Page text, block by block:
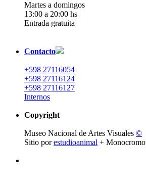
Martes a domingos
13:00 a 20:00 hs
Entrada gratuita
Contacto
+598 27116054
+598 27116124
+598 27116127
Internos
Copyright
Museo Nacional de Artes Visuales ©
Sitio porestudioanimal + Monocromo